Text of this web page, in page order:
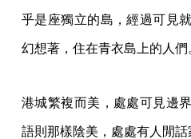
乎是座獨立的島，經過可見
幻想著，住在青衣島上的人們
港城繁複而美，處處可見邊
語則那樣陰美，處處有人閒話